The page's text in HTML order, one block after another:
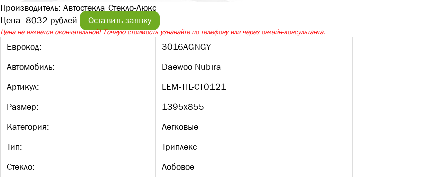
Производитель: Автостекла Стекло-Люкс
Цена: 8032 рублей Оставить заявку
Цена не является окончательной! Точную стоимость узнавайте по телефону или через онлайн-консультанта.
Еврокод:
3016AGNGY
Автомобиль:
Daewoo Nubira
Артикул:
LEM-TIL-CT0121
Размер:
1395х855
Категория:
Легковые
Тип:
Триплекс
Стекло:
Лобовое